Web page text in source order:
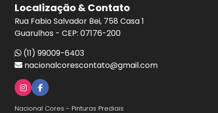
Localização & Contato
Rua Fabio Salvador Bei, 758 Casa 1
Guarulhos - CEP: 07176-200
(11) 99009-6403
nacionalcorescontato@gmail.com
Nacional Cores - Pinturas Prediais